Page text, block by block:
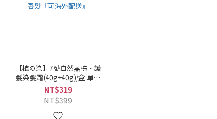
【植の染】7號自然黑棕‧護
髮染髮霜(40g+40g)/盒 單件
賣場 (植染/植之染/植的染/灰
白髮適用/遮蓋白髮/永久性染
髮)｜美吾髮『可海外配送』
NT$319
NT$399